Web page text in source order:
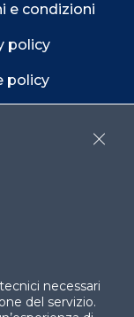
e condizioni
policy
policy
necessari
del servizio.